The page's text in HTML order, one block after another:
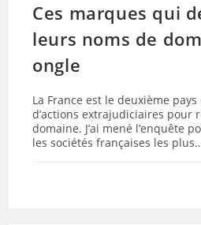
Ces marques qui
leurs noms de
ongle
La France est le deuxième
d’actions extrajudiciaires pour
domaine. J’ai mené l’enquête
les sociétés françaises les